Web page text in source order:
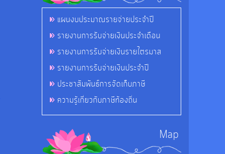
แผนงบประมาณรายจ่ายประจำปี
รายงานการรับจ่ายเงินประจำเดือน
รายงานการรับจ่ายเงินรายไตรมาส
รายงานการรับจ่ายเงินประจำปี
ประชาสัมพันธ์การจัดเก็บภาษี
ความรู้เกี่ยวกับภาษีท้องถิ่น
Map